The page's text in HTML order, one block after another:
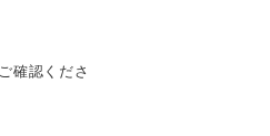
確認くださ